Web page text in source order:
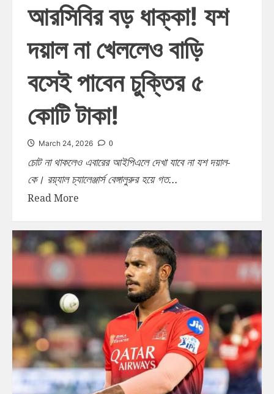
আরসিবির বড় ধাক্কা! যশ
দয়াল না খেললেও বাড়ি
বসেই পাবেন চুক্তির ৫
কোটি টাকা!
March 24, 2026 0
চোট না থাকলেও এবারের আইপিএলে দেখা যাবে না যশ দয়াল-
কে। রয়্যাল চ্যালেঞ্জার্স বেঙ্গালুরুর হয়ে গত...
Read More